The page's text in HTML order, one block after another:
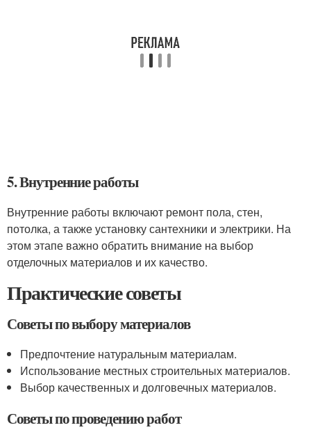
5. Внутренние работы
Внутренние работы включают ремонт пола, стен,
потолка, а также установку сантехники и электрики. На
этом этапе важно обратить внимание на выбор
отделочных материалов и их качество.
Практические советы
Советы по выбору материалов
Предпочтение натуральным материалам.
Использование местных строительных материалов.
Выбор качественных и долговечных материалов.
Советы по проведению работ